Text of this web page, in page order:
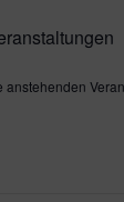
anstehenden